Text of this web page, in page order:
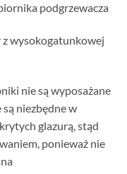
podgrzewacza
z wysokogatunkowej
nie są wyposażane
niezbędne w
glazurą, stąd
ponieważ nie